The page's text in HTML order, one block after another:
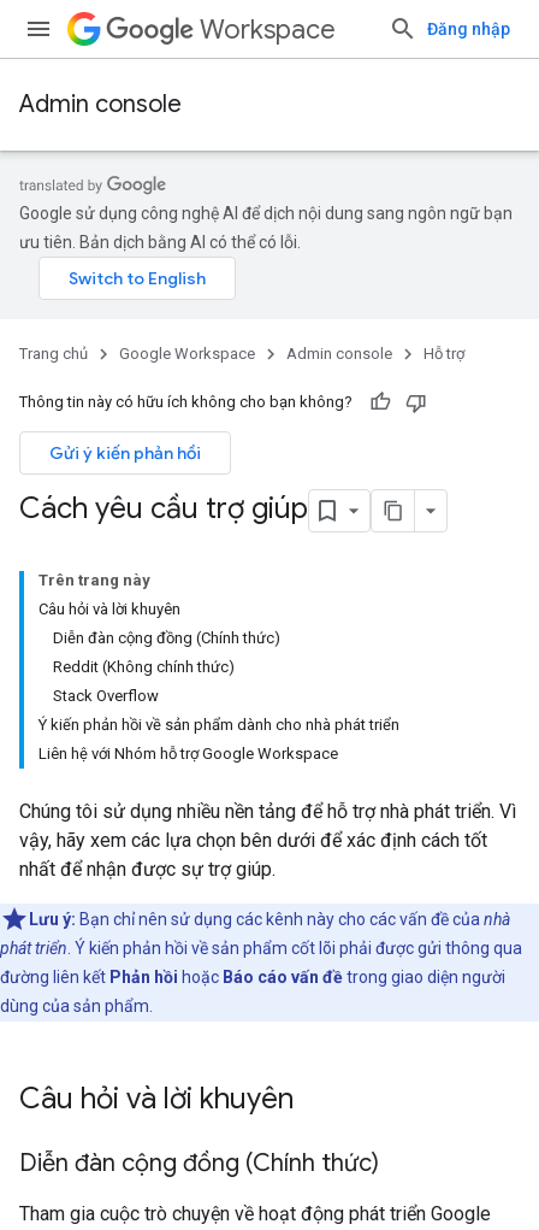
Workspace Đăng nhập
Admin console
Google sử dụng công nghệ AI để dịch nội dung sang ngôn ngữ bạn
ưu tiên. Bản dịch bằng AI có thể có lỗi.
Trang chủ Google Workspace Admin console Hỗ trợ
Thông tin này có hữu ích không cho bạn không?
Gửi ý kiến phản hồi
Cách yêu cầu trợ giúp
Trên trang này
Câu hỏi và lời khuyên
Diễn đàn cộng đồng (Chính thức)
Reddit (Không chính thức)
Stack Overflow
Ý kiến phản hồi về sản phẩm dành cho nhà phát triển
Liên hệ với Nhóm hỗ trợ Google Workspace
Chúng tôi sử dụng nhiều nền tảng để hỗ trợ nhà phát triển. Vì
vậy, hãy xem các lựa chọn bên dưới để xác định cách tốt
nhất để nhận được sự trợ giúp.
Lưu ý: Bạn chỉ nên sử dụng các kênh này cho các vấn đề của nhà
phát triển . Ý kiến phản hồi về sản phẩm cốt lõi phải được gửi thông qua
đường liên kết Phản hồi hoặc Báo cáo vấn đềtrong giao diện người
dùng của sản phẩm.
Câu hỏi và lời khuyên
Diễn đàn cộng đồng (Chính thức)
Tham gia cuộc trò chuyện về hoạt động phát triển Google